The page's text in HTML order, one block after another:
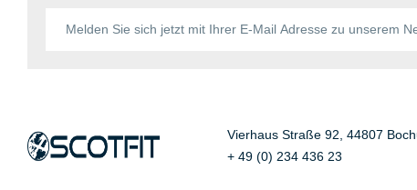
Vierhaus Straße 92, 44807
+ 49 (0) 234 436 23